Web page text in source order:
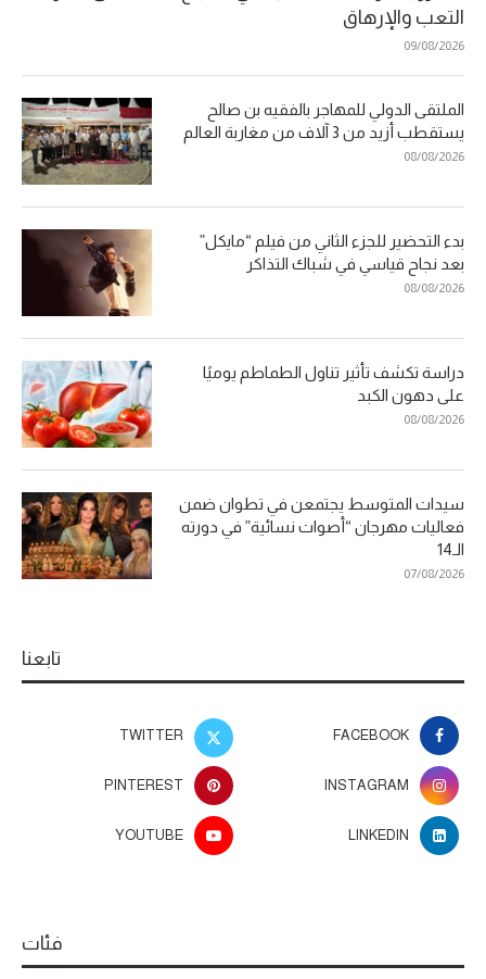
التعب والإرهاق
09/08/2026
الملتقى الدولي للمهاجر بالفقيه بن صالح
يستقطب أزيد من 3 آلاف من مغاربة العالم
08/08/2026
بدء التحضير للجزء الثاني من فيلم “مايكل”
بعد نجاح قياسي في شباك التذاكر
08/08/2026
دراسة تكشف تأثير تناول الطماطم يوميًا
على دهون الكبد
08/08/2026
سيدات المتوسط يجتمعن في تطوان ضمن
فعاليات مهرجان “أصوات نسائية” في دورته
الـ14
07/08/2026
تابعنا
FACEBOOK
TWITTER
INSTAGRAM
PINTEREST
LINKEDIN
YOUTUBE
فئات